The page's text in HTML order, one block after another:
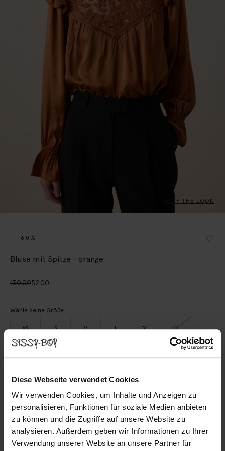
Diese Webseite verwendet Cookies
Wir verwenden Cookies, um Inhalte und Anzeigen zu
personalisieren, Funktionen für soziale Medien anbieten
zu können und die Zugriffe auf unsere Website zu
analysieren. Außerdem geben wir Informationen zu Ihrer
Verwendung unserer Website an unsere Partner für
SHOP THE LOOK
- 60%
Bluse mit Spitze - orange
130.0052.00
Wähle deine Größe
XS S M L XL XXL
Schnelle Lieferung
Rechnungskauf möglich
14 Tage Bedenkzeit
BESCHREIBUNG